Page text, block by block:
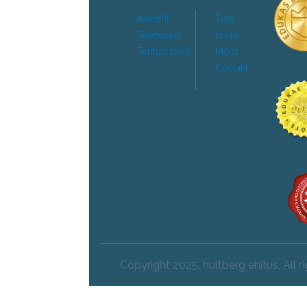
Avaleht
Teenused
Tehtud tööd
Tule
tööle
Meist
Kontakt
Copyright 2025, hultberg ehitus, All